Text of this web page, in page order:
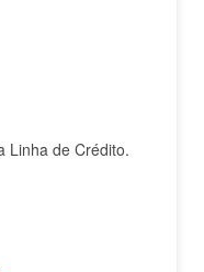
Linha de Crédito.